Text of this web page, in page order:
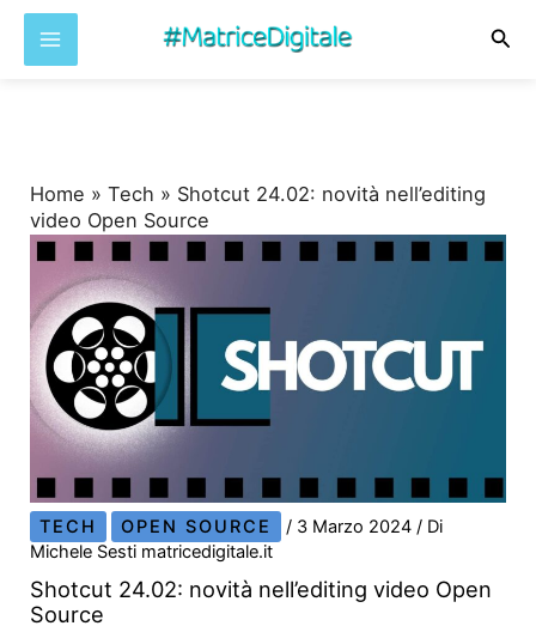
Home »Tech » Shotcut 24.02: novità nell’editing
video Open Source
TECH OPEN SOURCE / 3 Marzo 2024/ Di
Michele Sesti matricedigitale.it
Shotcut 24.02: novità nell’editing video Open
Source